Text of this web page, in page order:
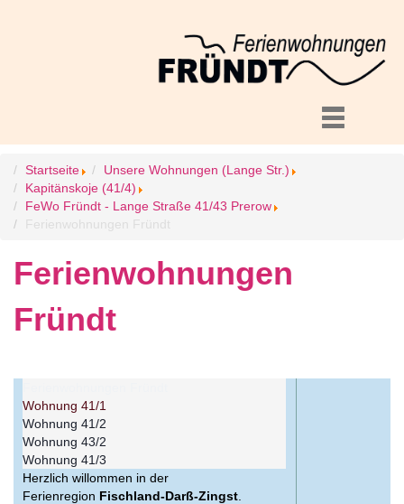
Startseite
Unsere Wohnungen (Lange Str.)
Kapitänskoje (41/4)
FeWo Fründt - Lange Straße 41/43 Prerow
Ferienwohnungen Fründt
Ferienwohnungen
Fründt
Wohnung 41/1
Wohnung 41/2
Wohnung 43/2
Wohnung 41/3
Herzlich willommen in der
Ferienregion Fischland-Darß-Zingst